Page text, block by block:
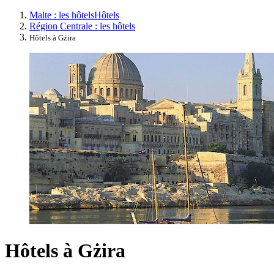
Malte : les hôtelsHôtels
Région Centrale : les hôtels
Hôtels à Gżira
Hôtels à Gżira